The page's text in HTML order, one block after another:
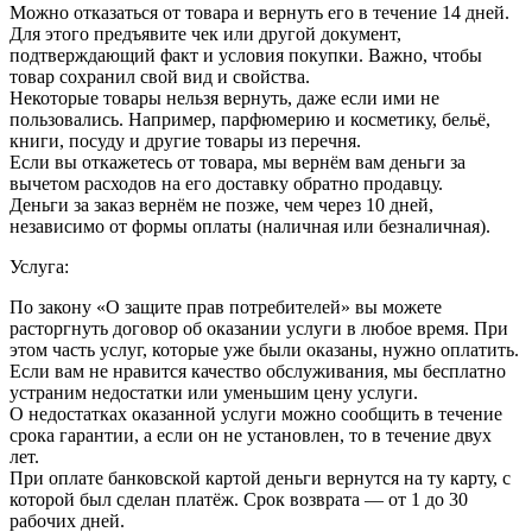
Можно отказаться от товара и вернуть его в течение 14 дней.
Для этого предъявите чек или другой документ,
подтверждающий факт и условия покупки. Важно, чтобы
товар сохранил свой вид и свойства.
Некоторые товары нельзя вернуть, даже если ими не
пользовались. Например, парфюмерию и косметику, бельё,
книги, посуду и другие товары из перечня.
Если вы откажетесь от товара, мы вернём вам деньги за
вычетом расходов на его доставку обратно продавцу.
Деньги за заказ вернём не позже, чем через 10 дней,
независимо от формы оплаты (наличная или безналичная).
Услуга:
По закону «О защите прав потребителей» вы можете
расторгнуть договор об оказании услуги в любое время. При
этом часть услуг, которые уже были оказаны, нужно оплатить.
Если вам не нравится качество обслуживания, мы бесплатно
устраним недостатки или уменьшим цену услуги.
О недостатках оказанной услуги можно сообщить в течение
срока гарантии, а если он не установлен, то в течение двух
лет.
При оплате банковской картой деньги вернутся на ту карту, с
которой был сделан платёж. Срок возврата — от 1 до 30
рабочих дней.